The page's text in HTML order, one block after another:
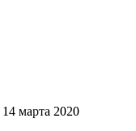
14 марта 2020